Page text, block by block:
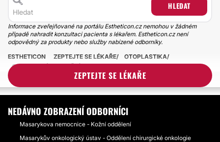
HLEDAT
Informace zveřejňované na portálu Estheticon.cz nemohou v žádném
případě nahradit konzultaci pacienta s lékařem. Estheticon.cz není
odpovědný za produkty nebo služby nabízené odborníky.
ZEPTEJTE SE LÉKAŘE
ESTHETICON ZEPTEJTE SE LÉKAŘE
OTOPLASTIKA
OPAKOVANÉ NAPLNĚNÍ CYSTY U VSTUPU DO ZVUKOVODU U
NEDÁVNO ZOBRAZENÍ ODBORNÍCI
Masarykova nemocnice - Kožní oddělení
Masarykův onkologický ústav - Oddělení chirurgické onkologie